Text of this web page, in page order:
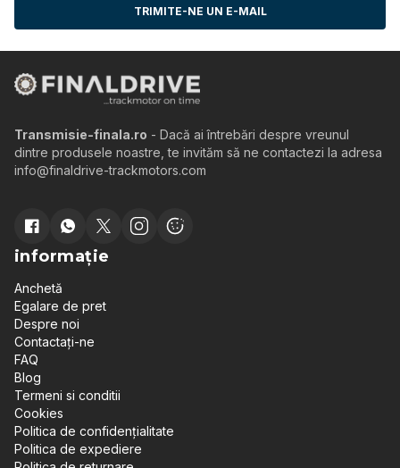
TRIMITE-NE UN E-MAIL
Transmisie-finala.ro - Dacă ai întrebări despre vreunul
dintre produsele noastre, te invităm să ne contactezi la adresa
info@finaldrive-trackmotors.com
informație
Anchetă
Egalare de pret
Despre noi
Contactați-ne
FAQ
Blog
Termeni si conditii
Cookies
Politica de confidențialitate
Politica de expediere